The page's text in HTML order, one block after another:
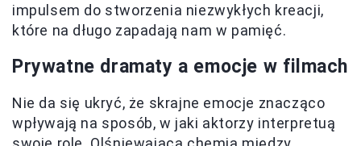
impulsem do stworzenia niezwykłych kreacji,
które na długo zapadają nam w pamięć.
Prywatne dramaty a emocje w filmach
Nie da się ukryć, że skrajne emocje znacząco
wpływają na sposób, w jaki aktorzy interpretuą